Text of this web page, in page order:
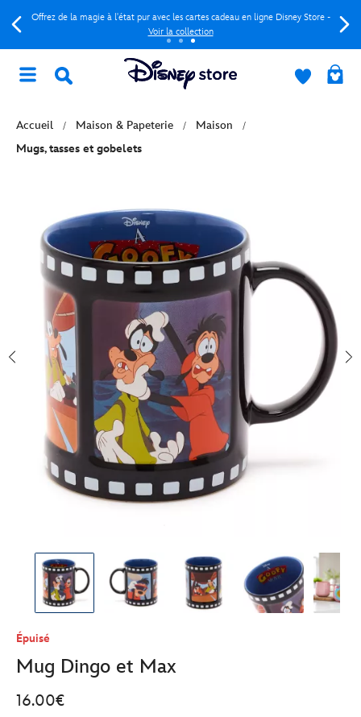
Offrez de la magie à l'état pur avec les cartes cadeau en ligne Disney Store -
Voir la collection
Accueil Maison & Papeterie
Maison
Mugs, tasses et gobelets
Épuisé
Mug Dingo et Max
16.00€